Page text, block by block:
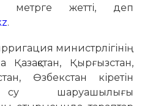
жетті, деп
.
министрлігінің
Қазақстан, Қырғызстан,
Өзбекстан кіретін
су шаруашылығы